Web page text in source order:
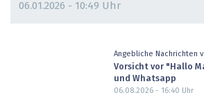
06.01.2026 - 10:49 Uhr
Angebliche Nachrichten
Vorsicht vor "Hallo
und Whatsapp
06.08.2026 - 16:40 Uhr